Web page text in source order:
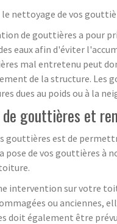
le nettoyage de vos
de gouttières a pour
eaux afin d'éviter
mal entretenu peut
de la structure. Les
dues au poids ou à la
de gouttières et
gouttières est de
pose de vos gouttières à
intervention sur votre
ou anciennes,
doit également être